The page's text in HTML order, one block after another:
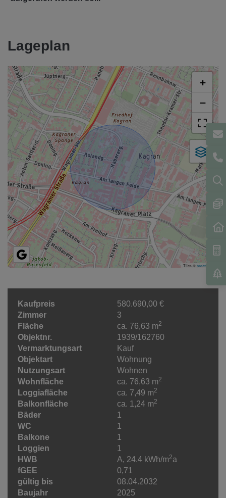
Lageplan
+
−
Tiles ©basemap.at
Kaufpreis
580.690,00 €
Zimmer
3
Fläche
ca. 76,63 m2
Objektnr.
1939/162760
Vermarktungsart
Kauf
Objektart
Wohnung
Nutzungsart
Wohnen
Wohnfläche
ca. 76,63 m2
Loggiafläche ca. 7,49 m2
Balkonfläche ca. 1,24 m2
Bäder
1
WC
1
Balkone
1
Loggien
1
HWB
A, 24.4 kWh/m2a
fGEE
0,71
gültig bis
08.04.2032
Baujahr
2025